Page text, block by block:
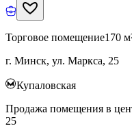
Торговое помещение170
г. Минск, ул. Маркса, 25
Купаловская
Продажа помещения в
25